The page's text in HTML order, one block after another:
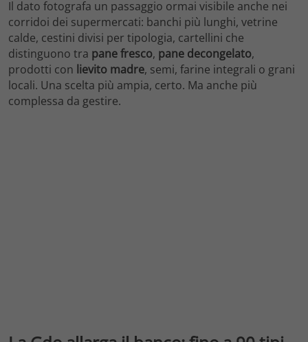
Il dato fotografa un passaggio ormai visibile anche nei
corridoi dei supermercati: banchi più lunghi, vetrine
calde, cestini divisi per tipologia, cartellini che
distinguono tra pane fresco, pane decongelato,
prodotti con lievito madre, semi, farine integrali o grani
locali. Una scelta più ampia, certo. Ma anche più
complessa da gestire.